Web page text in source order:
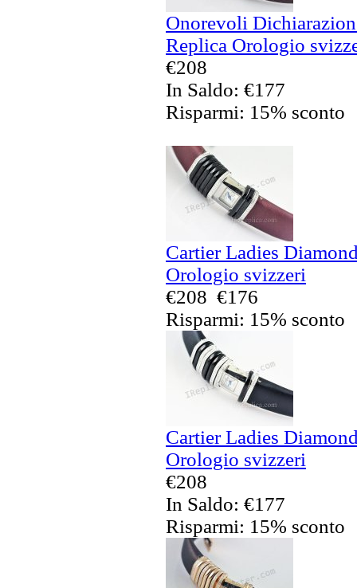
Onorevoli
Replica Orologio
€208
In Saldo: €177
Risparmi: 15% sconto
Cartier Ladies
Orologio svizzeri
€208 €176
Risparmi: 15% sconto
Cartier Ladies
Orologio svizzeri
€208
In Saldo: €177
Risparmi: 15% sconto